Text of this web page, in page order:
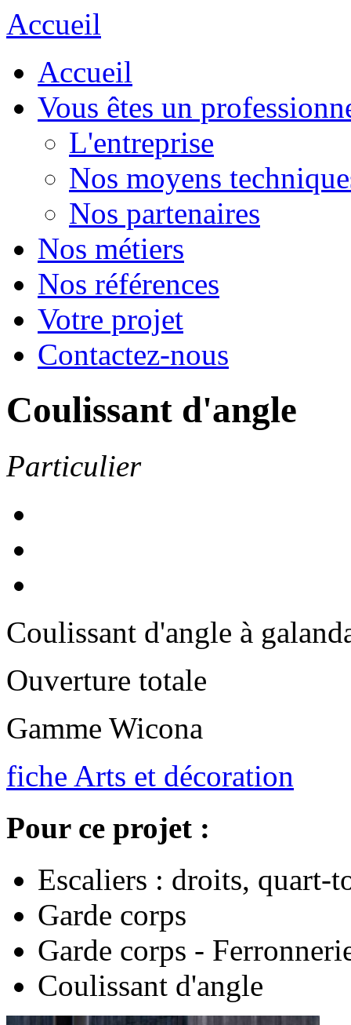
Accueil
Accueil
Vous êtes un
L'entreprise
Nos moyens
Nos partenaires
Nos métiers
Nos références
Votre projet
Contactez-nous
Coulissant d'angle
Particulier
Coulissant d'angle à
Ouverture totale
Gamme Wicona
fiche Arts et décoration
Pour ce projet :
Escaliers : droits, quart-
Garde corps
Garde corps -
Coulissant d'angle